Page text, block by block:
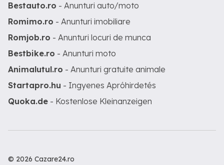
Bestauto.ro - Anunturi auto/moto
Romimo.ro - Anunturi imobiliare
Romjob.ro - Anunturi locuri de munca
Bestbike.ro - Anunturi moto
Animalutul.ro - Anunturi gratuite animale
Startapro.hu - Ingyenes Apróhirdetés
Quoka.de - Kostenlose Kleinanzeigen
© 2026 Cazare24.ro